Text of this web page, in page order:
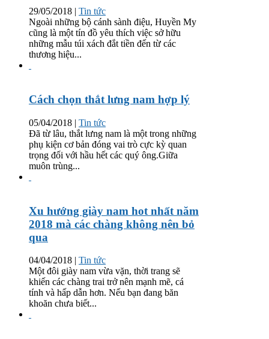
29/05/2018 | Tin tức
Ngoài những bộ cánh sành điệu, Huyền My
cũng là một tín đồ yêu thích việc sở hữu
những mẫu túi xách đắt tiền đến từ các
thương hiệu...
Cách chọn thắt lưng nam hợp lý
05/04/2018 | Tin tức
Đã từ lâu, thắt lưng nam là một trong những
phụ kiện cơ bản đóng vai trò cực kỳ quan
trọng đối với hầu hết các quý ông.Giữa
muôn trùng...
Xu hướng giày nam hot nhất năm
2018 mà các chàng không nên bỏ
qua
04/04/2018 | Tin tức
Một đôi giày nam vừa vặn, thời trang sẽ
khiến các chàng trai trở nên mạnh mẽ, cá
tính và hấp dẫn hơn. Nếu bạn đang băn
khoăn chưa biết...